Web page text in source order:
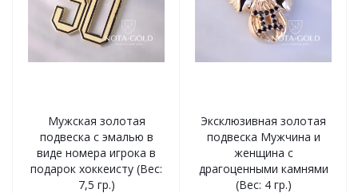
Мужская золотая
подвеска с эмалью в
виде номера игрока в
подарок хоккеисту (Вес:
7,5 гр.)
Эксклюзивная золотая
подвеска Мужчина и
женщина с
драгоценными камнями
(Вес: 4 гр.)